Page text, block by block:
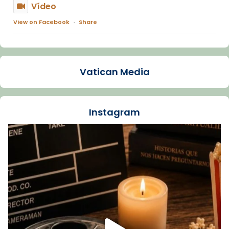
Vídeo
View on Facebook · Share
Arquebisbat de Barcelona
La Carmina va patir depressió. Fa gairebé
dos mesos, a l'Estadi Lluís Companys, la
Recupera l'entrevista comp
Vatican
tican News 👇
www.vaticannews.va/es/iglesia/news/2026-
07/carmina-historia-depresion-papa-viaje-
espana-testimoni...
Foto
View on Facebook · Share
Vatican Media
Instagram